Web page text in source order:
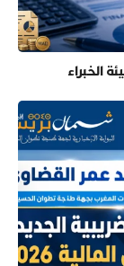
الخبراء